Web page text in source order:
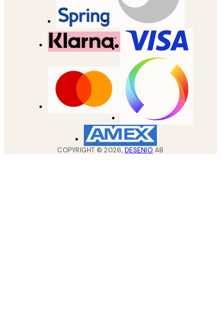
COPYRIGHT ©2026, DESENIO AB